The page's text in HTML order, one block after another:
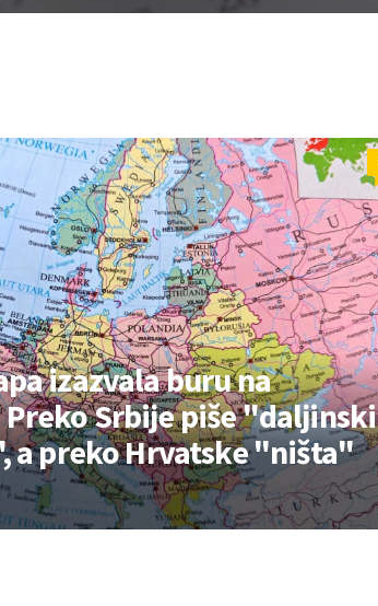
izazvala buru na
Srbije piše "daljinski
a preko Hrvatske "ništa"